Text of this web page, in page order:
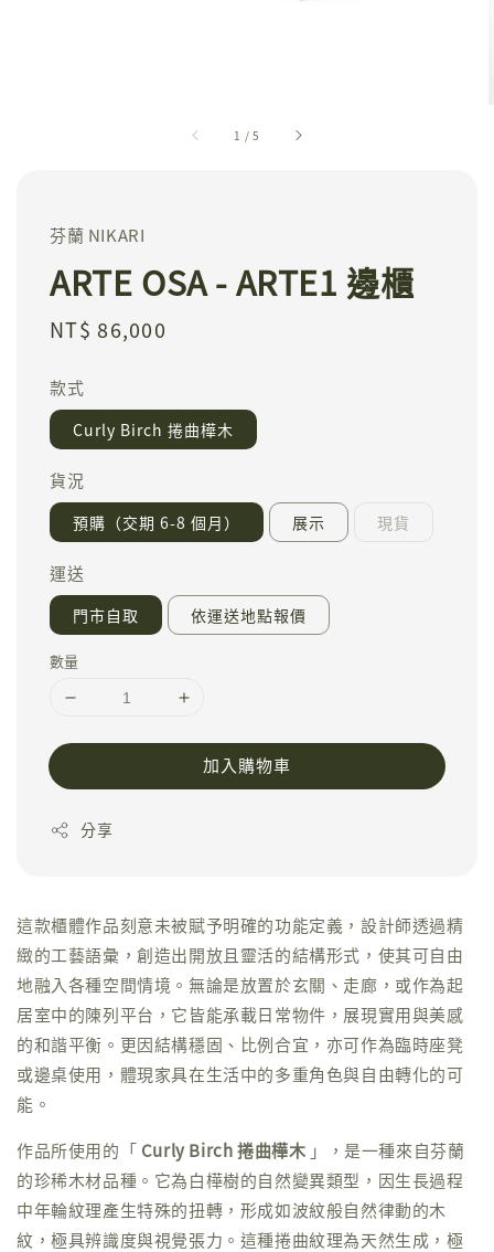
1 /5
芬蘭 NIKARI
ARTE OSA - ARTE1 邊櫃
Regular
NT$ 86,000
款式
Curly Birch 捲曲樺木
貨況
預購（交期 6-8 個月） 展示 現貨
運送
門市自取 依運送地點報價
數量
加入購物車
分享
這款櫃體作品刻意未被賦予明確的功能定義，設計師透過精
緻的工藝語彙，創造出開放且靈活的結構形式，使其可自由
地融入各種空間情境。無論是放置於玄關、走廊，或作為起
居室中的陳列平台，它皆能承載日常物件，展現實用與美感
的和諧平衡。更因結構穩固、比例合宜，亦可作為臨時座凳
或邊桌使用，體現家具在生活中的多重角色與自由轉化的可
能。
作品所使用的「 Curly Birch 捲曲樺木 」，是一種來自芬蘭
的珍稀木材品種。它為白樺樹的自然變異類型，因生長過程
中年輪紋理產生特殊的扭轉，形成如波紋般自然律動的木
紋，極具辨識度與視覺張力。這種捲曲紋理為天然生成，極